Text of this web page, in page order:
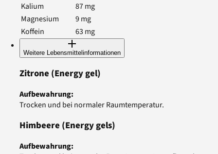
Kalium
87mg
Magnesium
9mg
Koffein
63 mg
Weitere Lebensmittelinformationen
Zitrone (Energy gel)
Aufbewahrung:
Trocken und bei normaler Raumtemperatur.
Himbeere (Energy gels)
Aufbewahrung: